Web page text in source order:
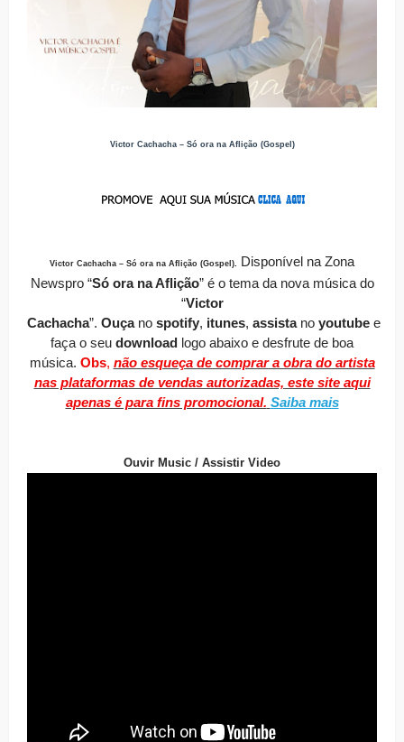
Victor Cachacha – Só ora na Aflição (Gospel)
Victor Cachacha – Só ora na Aflição (Gospel). Disponível na Zona
Newspro “Só ora na Aflição” é o tema da nova música do
“Victor
Cachacha”. Ouçano spotify, itunes, assistano youtube e
faça o seu download logo abaixo e desfrute de boa
música. Obs, não esqueça de comprar a obra do artista
nas plataformas de vendas autorizadas, este site aqui
apenas é para fins promocional. Saiba mais
Ouvir Music / Assistir Video